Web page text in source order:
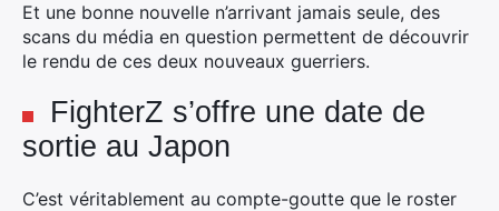
Et une bonne nouvelle n’arrivant jamais seule, des
scans du média en question permettent de découvrir
le rendu de ces deux nouveaux guerriers.
FighterZ s’offre une date de
sortie au Japon
C’est véritablement au compte-goutte que le roster